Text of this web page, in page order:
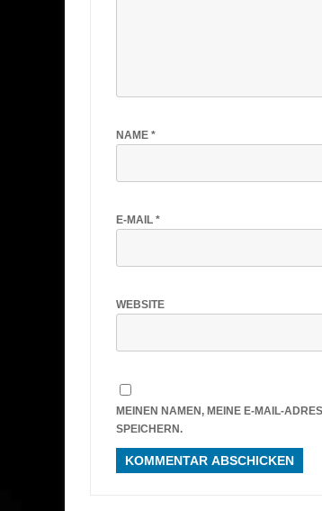
NAME *
E-MAIL *
WEBSITE
MEINEN NAMEN, MEINE E-MAIL-
SPEICHERN.